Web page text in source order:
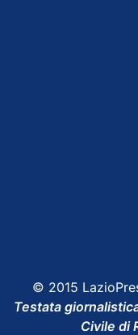
© 2015
Testata
Civile di